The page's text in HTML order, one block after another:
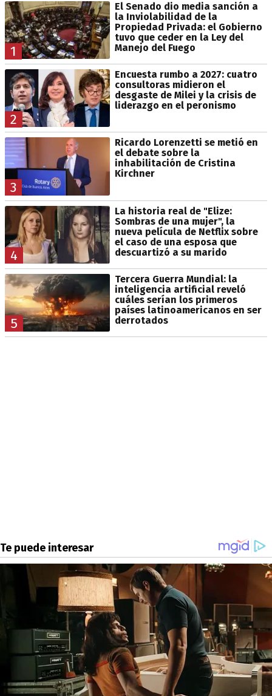
1
El Senado dio media sanción a
la Inviolabilidad de la
Propiedad Privada: el Gobierno
tuvo que ceder en la Ley del
Manejo del Fuego
2
Encuesta rumbo a 2027: cuatro
consultoras midieron el
desgaste de Milei y la crisis de
liderazgo en el peronismo
3
Ricardo Lorenzetti se metió en
el debate sobre la
inhabilitación de Cristina
Kirchner
4
La historia real de "Elize:
Sombras de una mujer", la
nueva película de Netflix sobre
el caso de una esposa que
descuartizó a su marido
5
Tercera Guerra Mundial: la
inteligencia artificial reveló
cuáles serían los primeros
países latinoamericanos en ser
derrotados